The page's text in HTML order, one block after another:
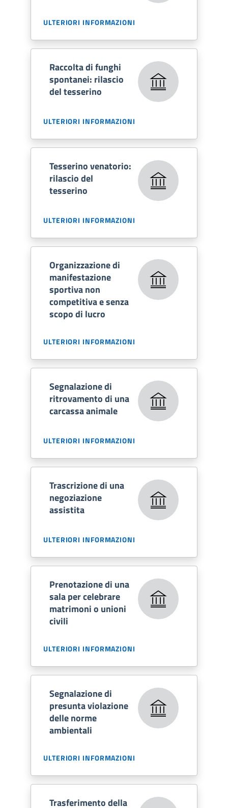
ULTERIORI INFORMAZIONI
Raccolta di funghi
spontanei: rilascio
del tesserino
ULTERIORI INFORMAZIONI
Tesserino venatorio:
rilascio del
tesserino
ULTERIORI INFORMAZIONI
Organizzazione di
manifestazione
sportiva non
competitiva e senza
scopo di lucro
ULTERIORI INFORMAZIONI
Segnalazione di
ritrovamento di una
carcassa animale
ULTERIORI INFORMAZIONI
Trascrizione di una
negoziazione
assistita
ULTERIORI INFORMAZIONI
Prenotazione di una
sala per celebrare
matrimoni o unioni
civili
ULTERIORI INFORMAZIONI
Segnalazione di
presunta violazione
delle norme
ambientali
ULTERIORI INFORMAZIONI
Trasferimento della